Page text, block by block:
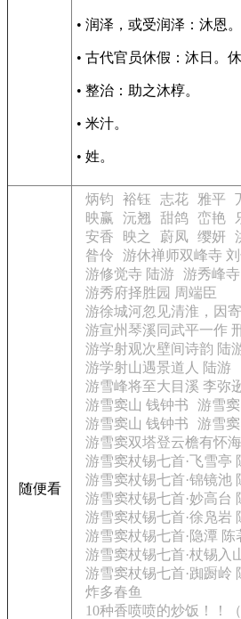
• 润泽，或受润泽：沐恩。
• 古代官员休假：沐日。休
• 整治：助之沐椁。
• 米汁。
• 姓。
随便看
炳钧 裕钰 志花 雅平
映赢
沅翘 甜鸽 峦艳
安香
映之 蔚凤 缨妍
昝伶
游休禅师双峰寺
游修觉寺 陆游
游秀峰
游秀府择胜园 周端臣
游徐城河忽见清淮，因
游宣州琴溪同武平一作
游学射观次壁间诗韵 陆
游学射山遇景道人 陆游
游雪峰将至大目溪 李弥
游雪窦山 钱钟书
游雪
游雪窦山 钱钟书
游雪
游雪窦双塔登云檐有怀
游雪窦杖锡七首·飞雪亭
游雪窦杖锡七首·锦镜池
游雪窦杖锡七首·妙高台
游雪窦杖锡七首·徐凫岩
游雪窦杖锡七首·隐潭 陈
游雪窦杖锡七首·杖锡入
游雪窦杖锡七首·踟蹰岭
炸多春鱼
10种香喷喷的炒饭！！